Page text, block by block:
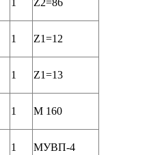
1 Z1=12
1 Z1=13
1 М 160
1 МУВП-4